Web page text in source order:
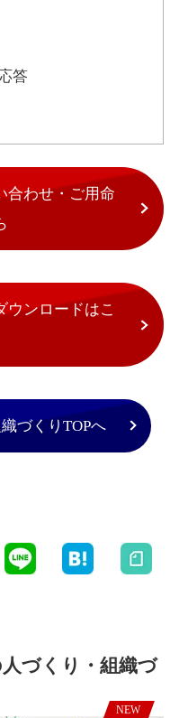
答
合わせ・ご用命
ウンロードはこ
づくりTOPへ
づくり・組織づ
NEW